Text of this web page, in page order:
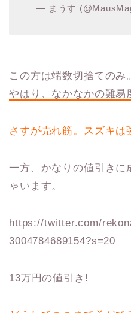
— まうす
この方は端数切捨てのみ。
やはり、なかなかの難易
さすが売れ筋。スズキは
一方、かなりの値引きに
ゃいます。
https://twitter.com/
3004784689154?s=20
13万円の値引き!